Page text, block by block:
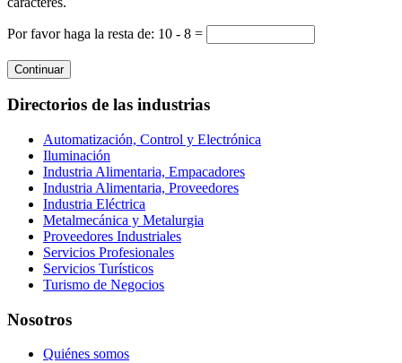
Por favor haga la resta de: 10 - 8 =
Continuar
Directorios de las industrias
Automatización, Control y Electrónica
Iluminación
Industria Alimentaria, Empacadores
Industria Alimentaria, Proveedores
Industria Eléctrica
Metalmecánica y Metalurgia
Proveedores Industriales
Servicios Profesionales
Servicios Turísticos
Turismo de Negocios
Nosotros
Quiénes somos